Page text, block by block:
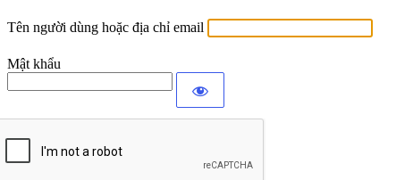
Tên người dùng hoặc địa chỉ email
Mật khẩu